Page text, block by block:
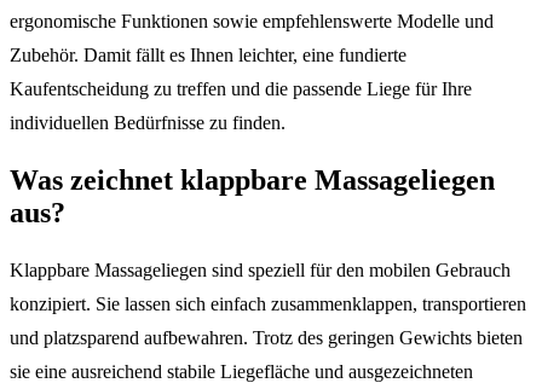
ergonomische Funktionen sowie empfehlenswerte Modelle und
Zubehör. Damit fällt es Ihnen leichter, eine fundierte
Kaufentscheidung zu treffen und die passende Liege für Ihre
individuellen Bedürfnisse zu finden.
Was zeichnet klappbare Massageliegen
aus?
Klappbare Massageliegen sind speziell für den mobilen Gebrauch
konzipiert. Sie lassen sich einfach zusammenklappen, transportieren
und platzsparend aufbewahren. Trotz des geringen Gewichts bieten
sie eine ausreichend stabile Liegefläche und ausgezeichneten